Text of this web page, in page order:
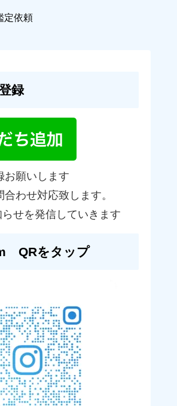
定依頼
録
お願いします
わせ対応致します。
せを発信していきます
QRをタップ